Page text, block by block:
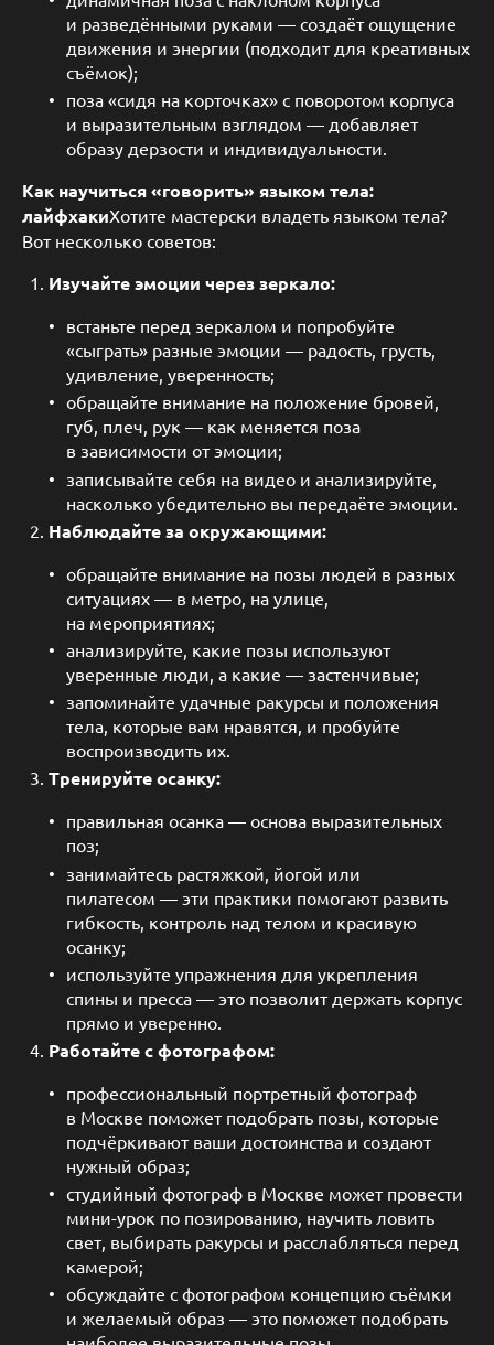
и разведёнными руками — создаёт ощущение
движения и энергии (подходит для креативных
съёмок);
поза «сидя на корточках» с поворотом корпуса
и выразительным взглядом — добавляет
образу дерзости и индивидуальности.
Как научиться «говорить» языком тела:
лайфхакиХотите мастерски владеть языком тела?
Вот несколько советов:
Изучайте эмоции через зеркало:
встаньте перед зеркалом и попробуйте
«сыграть» разные эмоции — радость, грусть,
удивление, уверенность;
обращайте внимание на положение бровей,
губ, плеч, рук — как меняется поза
в зависимости от эмоции;
записывайте себя на видео и анализируйте,
насколько убедительно вы передаёте эмоции.
Наблюдайте за окружающими:
обращайте внимание на позы людей в разных
ситуациях — в метро, на улице,
на мероприятиях;
анализируйте, какие позы используют
уверенные люди, а какие — застенчивые;
запоминайте удачные ракурсы и положения
тела, которые вам нравятся, и пробуйте
воспроизводить их.
Тренируйте осанку:
правильная осанка — основа выразительных
поз;
занимайтесь растяжкой, йогой или
пилатесом — эти практики помогают развить
гибкость, контроль над телом и красивую
осанку;
используйте упражнения для укрепления
спины и пресса — это позволит держать корпус
прямо и уверенно.
Работайте с фотографом:
профессиональный портретный фотограф
в Москве поможет подобрать позы, которые
подчёркивают ваши достоинства и создают
нужный образ;
студийный фотограф в Москве может провести
мини-урок по позированию, научить ловить
свет, выбирать ракурсы и расслабляться перед
камерой;
обсуждайте с фотографом концепцию съёмки
и желаемый образ — это поможет подобрать